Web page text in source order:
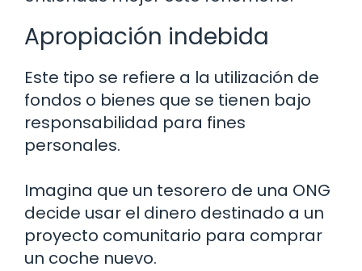
Apropiación indebida
Este tipo se refiere a la utilización de
fondos o bienes que se tienen bajo
responsabilidad para fines
personales.
Imagina que un tesorero de una ONG
decide usar el dinero destinado a un
proyecto comunitario para comprar
un coche nuevo.